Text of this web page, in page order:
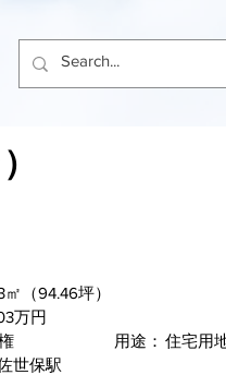
㎡（94.46坪）
万円
用途： 住宅用
世保駅